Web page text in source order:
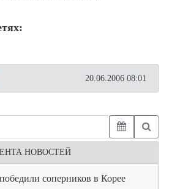
20.06.2006 08:01
НОВОСТЕЙ
соперников в Корее